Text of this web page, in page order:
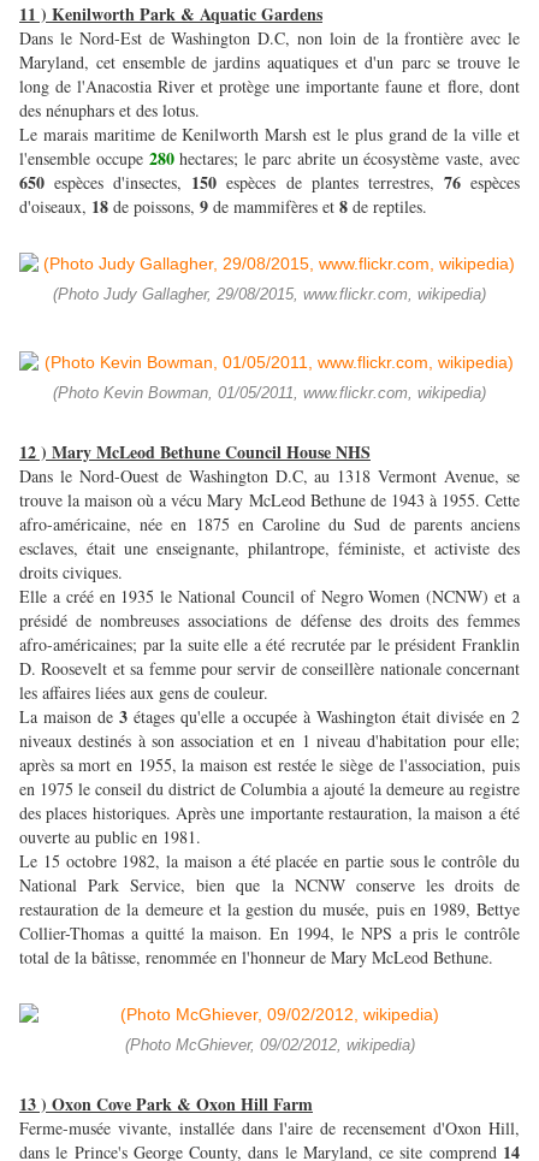
11 ) Kenilworth Park & Aquatic Gardens
Dans le Nord-Est de Washington D.C, non loin de la frontière avec le
Maryland, cet ensemble de jardins aquatiques et d'un parc se trouve le
long de l'Anacostia River et protège une importante faune et flore, dont
des nénuphars et des lotus.
Le marais maritime de Kenilworth Marsh est le plus grand de la ville et
l'ensemble occupe 280hectares; le parc abrite un écosystème vaste, avec
650espèces d'insectes, 150espèces de plantes terrestres, 76espèces
d'oiseaux, 18 de poissons, 9 de mammifères et 8 de reptiles.
(Photo Judy Gallagher, 29/08/2015, www.flickr.com, wikipedia)
(Photo Kevin Bowman, 01/05/2011, www.flickr.com, wikipedia)
12 ) Mary McLeod Bethune Council House NHS
Dans le Nord-Ouest de Washington D.C, au 1318 Vermont Avenue, se
trouve la maison où a vécu Mary McLeod Bethune de 1943 à 1955. Cette
afro-américaine, née en 1875 en Caroline du Sud de parents anciens
esclaves, était une enseignante, philantrope, féministe, et activiste des
droits civiques.
Elle a créé en 1935 le National Council of Negro Women (NCNW) et a
présidé de nombreuses associations de défense des droits des femmes
afro-américaines; par la suite elle a été recrutée par le président Franklin
D. Roosevelt et sa femme pour servir de conseillère nationale concernant
les affaires liées aux gens de couleur.
La maison de 3étages qu'elle a occupée à Washington était divisée en 2
niveaux destinés à son association et en 1 niveau d'habitation pour elle;
après sa mort en 1955, la maison est restée le siège de l'association, puis
en 1975 le conseil du district de Columbia a ajouté la demeure au registre
des places historiques. Après une importante restauration, la maison a été
ouverte au public en 1981.
Le 15 octobre 1982, la maison a été placée en partie sous le contrôle du
National Park Service, bien que la NCNW conserve les droits de
restauration de la demeure et la gestion du musée, puis en 1989, Bettye
Collier-Thomas a quitté la maison. En 1994, le NPS a pris le contrôle
total de la bâtisse, renommée en l'honneur de Mary McLeod Bethune.
(Photo McGhiever, 09/02/2012, wikipedia)
13 ) Oxon Cove Park & Oxon Hill Farm
Ferme-musée vivante, installée dans l'aire de recensement d'Oxon Hill,
dans le Prince's George County, dans le Maryland, ce site comprend 14